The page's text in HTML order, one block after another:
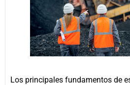
Los principales fundamentos de